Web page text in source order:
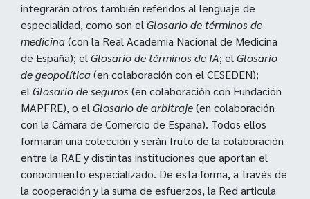
integrarán otros también referidos al lenguaje de
especialidad, como son elGlosario de términos de
medicina(con la Real Academia Nacional de Medicina
de España); elGlosario de términos de IA; elGlosario
de geopolítica(en colaboración con el CESEDEN);
elGlosario de seguros (en colaboración con Fundación
MAPFRE), o elGlosario de arbitraje(en colaboración
con la Cámara de Comercio de España). Todos ellos
formarán una colección y serán fruto de la colaboración
entre la RAE y distintas instituciones que aportan el
conocimiento especializado. De esta forma, a través de
la cooperación y la suma de esfuerzos, la Red articula